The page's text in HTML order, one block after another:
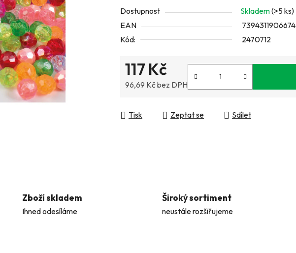
5
hvězdiček.
Dostupnost Skladem(>5 ks)
EAN
7394311906674
Kód:
2470712
117 Kč
96,69 Kč bez DPH
Tisk Zeptat se Sdílet
Zboží skladem
Ihned odesíláme
Široký sortiment
neustále rozšiřujeme